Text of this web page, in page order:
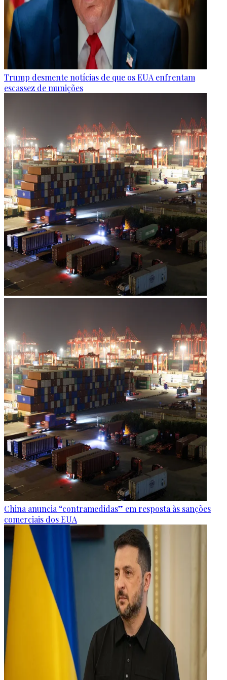
Trump desmente notícias de que os EUA enfrentam
escassez de munições
China anuncia “contramedidas” em resposta às sanções
comerciais dos EUA